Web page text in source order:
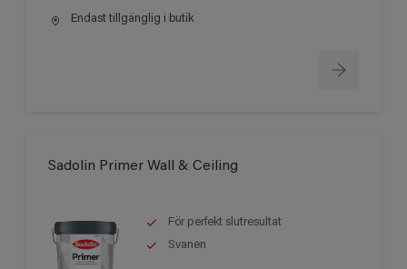
Endast tillgänglig i butik
Sadolin Primer Wall & Ceiling
För perfekt slutresultat
Svanen